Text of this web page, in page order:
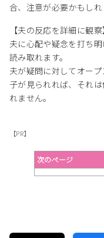
合、注意が必要かもしれ
【夫の反応を詳細に観察
夫に心配や疑念を打ち
読み取れます。
夫が疑問に対してオー
子が見られれば、それ
れません。
【PR】
次のページ